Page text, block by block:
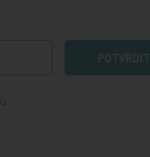
POTVRDIT